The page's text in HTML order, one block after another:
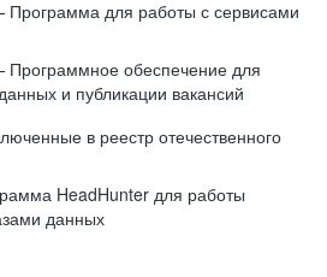
для работы с сервисами
обеспечение для
и публикации вакансий
в реестр отечественного
HeadHunter для работы
данных